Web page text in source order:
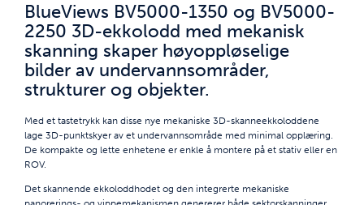
BlueViews BV5000-1350 og BV5000-
2250 3D-ekkolodd med mekanisk
skanning skaper høyoppløselige
bilder av undervannsområder,
strukturer og objekter.
Med et tastetrykk kan disse nye mekaniske 3D-skanneekkoloddene
lage 3D-punktskyer av et undervannsområde med minimal opplæring.
De kompakte og lette enhetene er enkle å montere på et stativ eller en
ROV.
Det skannende ekkoloddhodet og den integrerte mekaniske